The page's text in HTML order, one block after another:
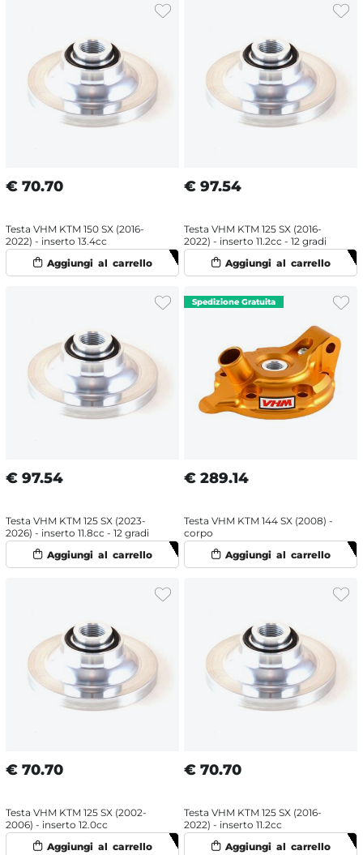
€ 70.70
Testa VHM KTM 150 SX (2016-
2022) - inserto 13.4cc
€ 97.54
Testa VHM KTM 125 SX (2016-
2022) - inserto 11.2cc - 12 gradi
€ 97.54
Testa VHM KTM 125 SX (2023-
2026) - inserto 11.8cc - 12 gradi
€ 289.14
Testa VHM KTM 144 SX (2008) -
corpo
€ 70.70
Testa VHM KTM 125 SX (2002-
2006) - inserto 12.0cc
€ 70.70
Testa VHM KTM 125 SX (2016-
2022) - inserto 11.2cc